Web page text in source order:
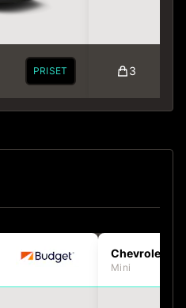
PRISET 3
Chevrolet
Mini